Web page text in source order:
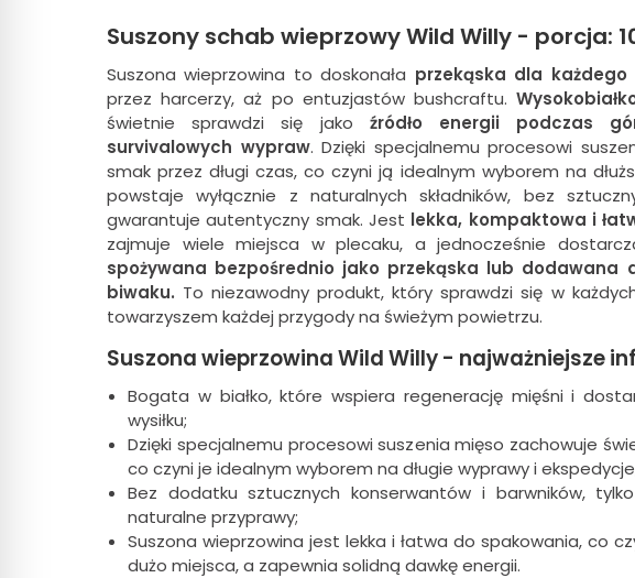
Suszony schab wieprzowy Wild Willy - porcja:
Suszona wieprzowina to doskonała przekąska dla każdego
przez harcerzy, aż po entuzjastów bushcraftu.
świetnie sprawdzi się jako źródło energii podczas
survivalowych wypraw. Dzięki specjalnemu procesowi
smak przez długi czas, co czyni ją idealnym wyborem na
powstaje wyłącznie z naturalnych składników, bez
gwarantuje autentyczny smak. Jest lekka, kompaktowa i
zajmuje wiele miejsca w plecaku, a jednocześnie
spożywana bezpośrednio jako przekąska lub
biwaku. To niezawodny produkt, który sprawdzi się w
towarzyszem każdej przygody na świeżym powietrzu.
Suszona wieprzowina Wild Willy - najważniejsze
Bogata w białko, które wspiera regenerację mięśni i
wysiłku;
Dzięki specjalnemu procesowi suszenia mięso zachowuje
co czyni je idealnym wyborem na długie wyprawy i
Bez dodatku sztucznych konserwantów i barwników,
naturalne przyprawy;
Suszona wieprzowina jest lekka i łatwa do spakowania, co
dużo miejsca, a zapewnia solidną dawkę energii.